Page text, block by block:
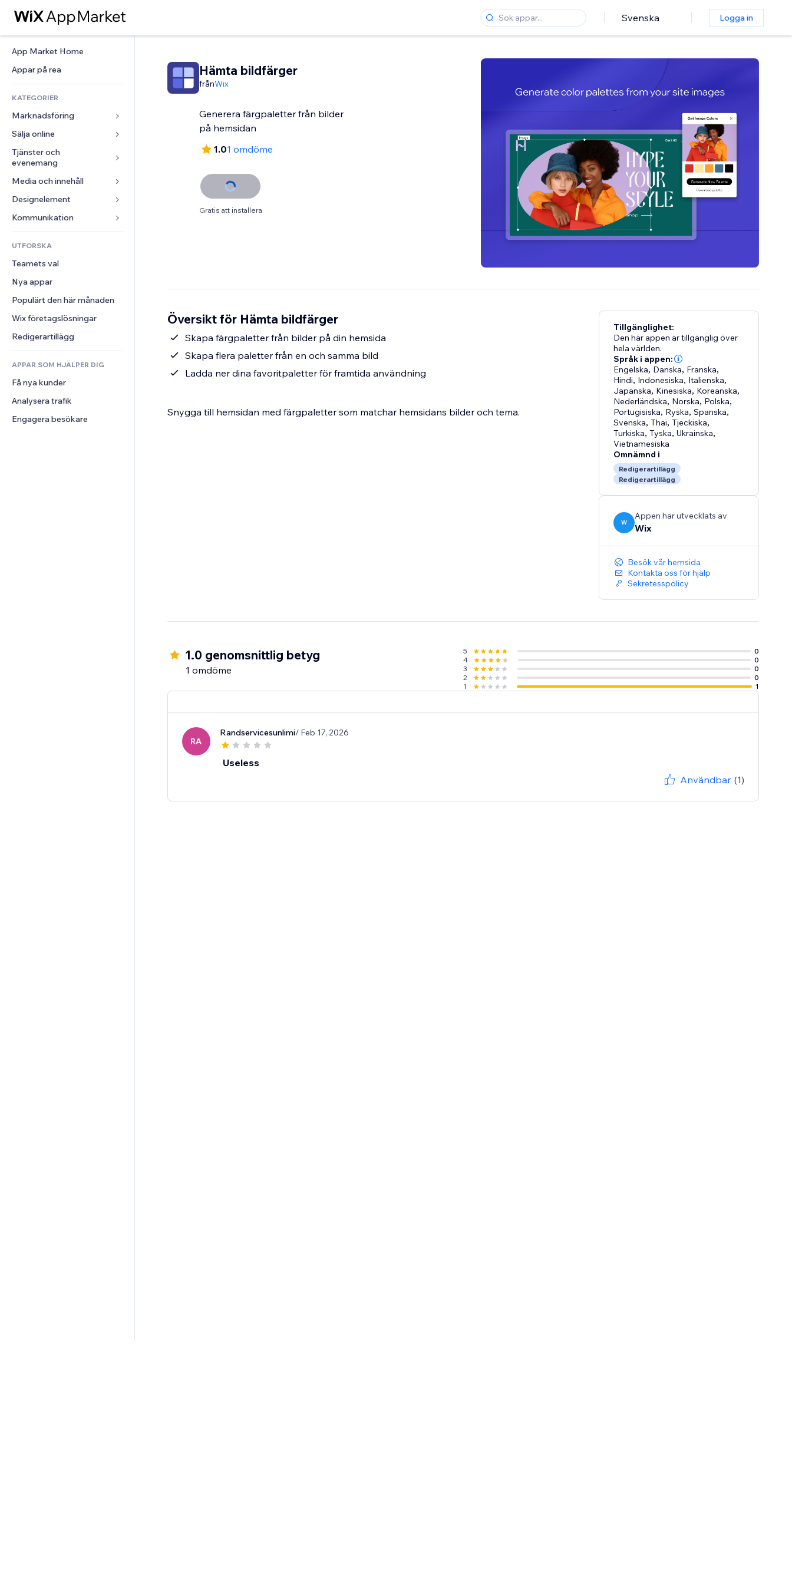
Svenska Logga in
App Market Home
Appar på rea
KATEGORIER
Marknadsföring
Annonser
Mobil
Statistik
Sociala medier
SEO
Interaktioner
Listningar
E-post
Konvertering
Sälja online
Appar för butiker
Frakt och leverans
Sälj-knappar
Onlinekurser
Beställtryck
Redovisning
Kuponger och lojalitet
Lagerlösningar
Dropshipping
Priser och abonnemang
Crowdfunding
Mat och dryck
Tjänster och
evenemang
Hotell
Evenemang
Restauranger
Fastigheter
Bokningar
Media och innehåll
Galleri
Musik
Podcasts
Fotografering
Video
PDF
Fildelning
Nyheter
Designelement
Kartor och navigering
Integritet och säkerhet
Klocka
Sidmallar
Bildeffekter
Knappar och menyer
Banners och märken
Kalkylatorer
Sök
Väder
Diagram och tabeller
Formulär
Undersökningar
Chatt
Kommentarer
Telefon
Community
Omdömen och recensioner
CRM
UTFORSKA
Teamets val
Nya appar
Populärt den här månaden
Wix företagslösningar
Redigerartillägg
APPAR SOM HJÄLPER DIG
Få nya kunder
Analysera trafik
Engagera besökare
Hämta bildfärger
frånWix
Generera färgpaletter från bilder
på hemsidan
1.01 omdöme
Gratis att installera
Översikt för Hämta bildfärger
Skapa färgpaletter från bilder på din hemsida
Skapa flera paletter från en och samma bild
Ladda ner dina favoritpaletter för framtida användning
Snygga till hemsidan med färgpaletter som matchar hemsidans bilder och tema.
Tillgänglighet:
Den här appen är tillgänglig över
hela världen.
Språk i appen:
Engelska, Danska, Franska,
Hindi, Indonesiska, Italienska,
Japanska, Kinesiska, Koreanska,
Nederländska, Norska, Polska,
Portugisiska, Ryska,Spanska,
Svenska,Thai,Tjeckiska,
Turkiska,Tyska,Ukrainska,
Vietnamesiska
Omnämnd i
Redigerartillägg
Redigerartillägg
W
Appen har utvecklats av
Wix
Besök vår hemsida
Kontakta oss för hjälp
Sekretesspolicy
1.0 genomsnittlig betyg
1 omdöme
5
0
4
0
3
0
2
0
1
1
RA
Randservicesunlimi/ Feb 17, 2026
Useless
Användbar (1)